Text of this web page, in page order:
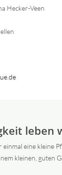
Hecker-Veen
leben
einmal eine kleine
kleinen, guten